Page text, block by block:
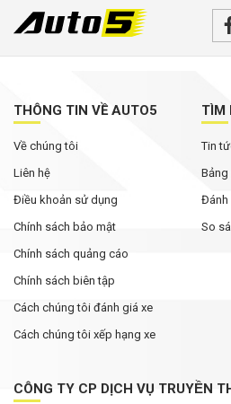
THÔNG TIN VỀ AUTO5
Về chúng tôi
Liên hệ
Điều khoản sử dụng
Chính sách bảo mật
Chính sách quảng cáo
Chính sách biên tập
Cách chúng tôi đánh giá xe
Cách chúng tôi xếp hạng xe
TÌM
Tin
Bảng
Đánh
So
CÔNG TY CP DỊCH VỤ TRUYỀN